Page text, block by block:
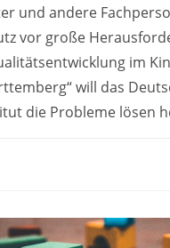
und andere
vor große
im
will das
die Probleme lösen